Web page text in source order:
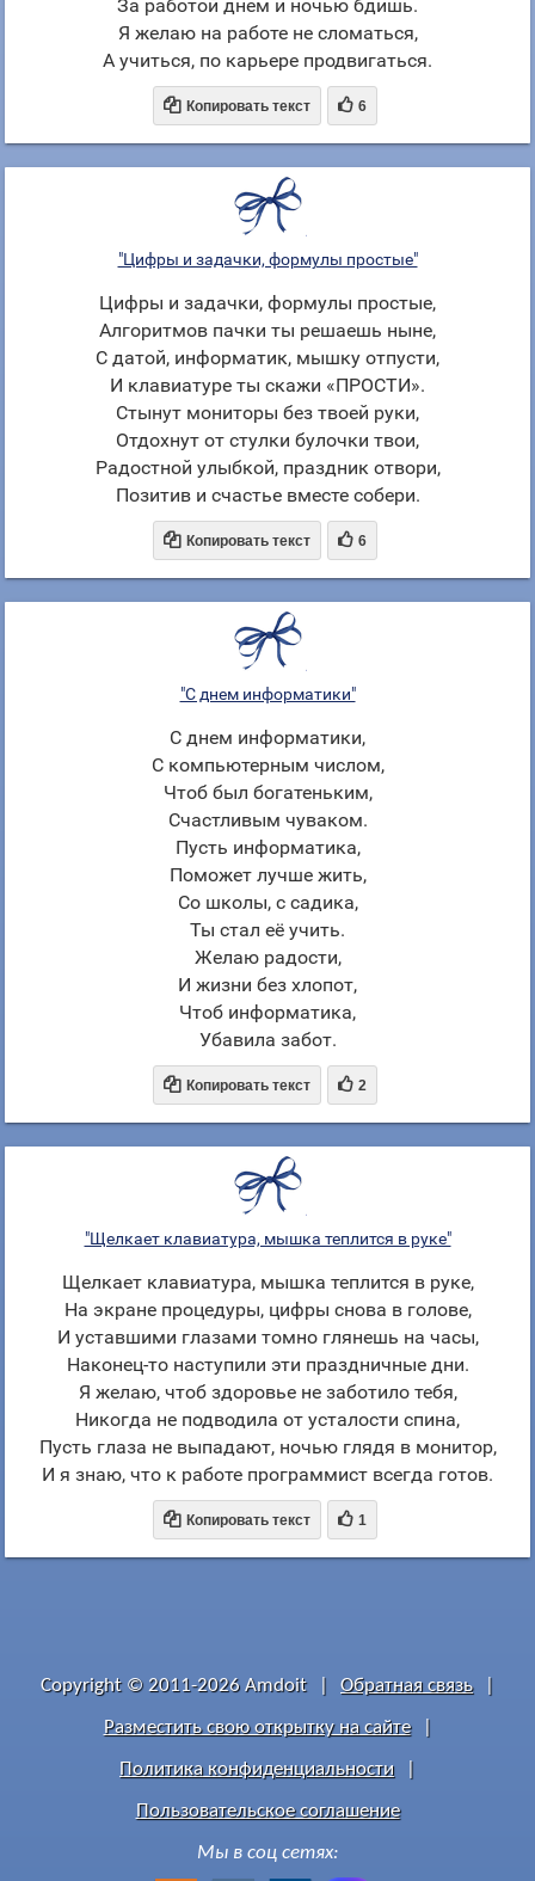
За работой днем и ночью бдишь.
Я желаю на работе не сломаться,
А учиться, по карьере продвигаться.
 Копировать текст  6
"Цифры и задачки, формулы простые"
Цифры и задачки, формулы простые,
Алгоритмов пачки ты решаешь ныне,
С датой, информатик, мышку отпусти,
И клавиатуре ты скажи «ПРОСТИ».
Стынут мониторы без твоей руки,
Отдохнут от стулки булочки твои,
Радостной улыбкой, праздник отвори,
Позитив и счастье вместе собери.
 Копировать текст  6
"С днем информатики"
С днем информатики,
С компьютерным числом,
Чтоб был богатеньким,
Счастливым чуваком.
Пусть информатика,
Поможет лучше жить,
Со школы, с садика,
Ты стал её учить.
Желаю радости,
И жизни без хлопот,
Чтоб информатика,
Убавила забот.
 Копировать текст  2
"Щелкает клавиатура, мышка теплится в руке"
Щелкает клавиатура, мышка теплится в руке,
На экране процедуры, цифры снова в голове,
И уставшими глазами томно глянешь на часы,
Наконец-то наступили эти праздничные дни.
Я желаю, чтоб здоровье не заботило тебя,
Никогда не подводила от усталости спина,
Пусть глаза не выпадают, ночью глядя в монитор,
И я знаю, что к работе программист всегда готов.
 Копировать текст  1
Copyright © 2011-2026 Amdoit Обратная связь
Разместить свою открытку на сайте
Политика конфиденциальности
Пользовательское соглашение
Мы в соц сетях: